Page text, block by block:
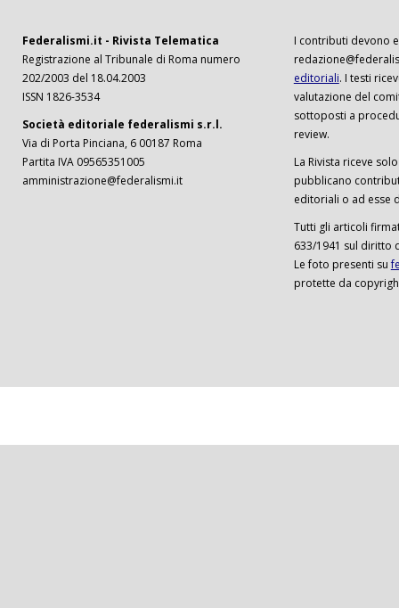
Federalismi.it - Rivista Telematica
Registrazione al Tribunale di Roma numero
202/2003 del 18.04.2003
ISSN 1826-3534
Società editoriale federalismi s.r.l.
Via di Porta Pinciana, 6 00187 Roma
Partita IVA 09565351005
amministrazione@federalismi.it
I contributi devono
editoriali. I testi
valutazione del
sottoposti a
review.
La Rivista riceve
pubblicano
editoriali o ad esse
Tutti gli articoli
633/1941 sul diritto
Le foto presenti su
protette da